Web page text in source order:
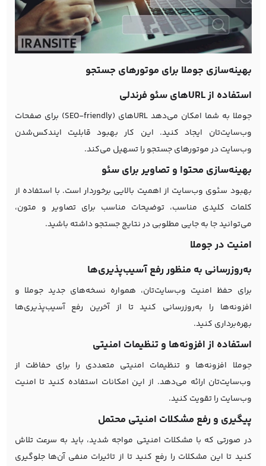
بهینه‌سازی جوملا برای موتورهای جستجو
استفاده از URL‌های سئو فرندلی
جوملا به شما امکان می‌دهد URL‌های (SEO-friendly) برای صفحات
وب‌سایت‌تان ایجاد کنید. این کار بهبود قابلیت ایندکس‌شدن
وب‌سایت در موتورهای جستجو را تسهیل می‌کند.
بهینه‌سازی محتوا و تصاویر برای سئو
بهبود سئوی وب‌سایت از اهمیت بالایی برخوردار است. با استفاده از
کلمات کلیدی مناسب، توضیحات مناسب برای تصاویر و متون،
می‌توانید جا به جایی مطلوبی در نتایج جستجو داشته باشید.
امنیت در جوملا
به‌روزرسانی به منظور رفع آسیب‌پذیری‌ها
برای حفظ امنیت وب‌سایت‌تان، همواره نسخه‌های جدید جوملا و
افزونه‌ها را به‌روزرسانی کنید تا از آخرین رفع آسیب‌پذیری‌ها
بهره‌برداری کنید.
استفاده از افزونه‌ها و تنظیمات امنیتی
جوملا افزونه‌ها و تنظیمات امنیتی متعددی را برای حفاظت از
وب‌سایت‌تان ارائه می‌دهد. از این امکانات استفاده کنید تا امنیت
وب‌سایت را تقویت کنید.
پیگیری و رفع مشکلات امنیتی محتمل
در صورتی که با مشکلات امنیتی مواجه شدید، باید به سرعت تلاش
کنید تا این مشکلات را رفع کنید تا از تاثیرات منفی آن‌ها جلوگیری